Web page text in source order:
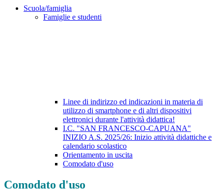
Scuola/famiglia
Famiglie e studenti
Linee di indirizzo ed indicazioni in materia di
utilizzo di smartphone e di altri dispositivi
elettronici durante l'attività didattica!
I.C. "SAN FRANCESCO-CAPUANA"
INIZIO A.S. 2025/26: Inizio attività didattiche e
calendario scolastico
Orientamento in uscita
Comodato d'uso
Comodato d'uso